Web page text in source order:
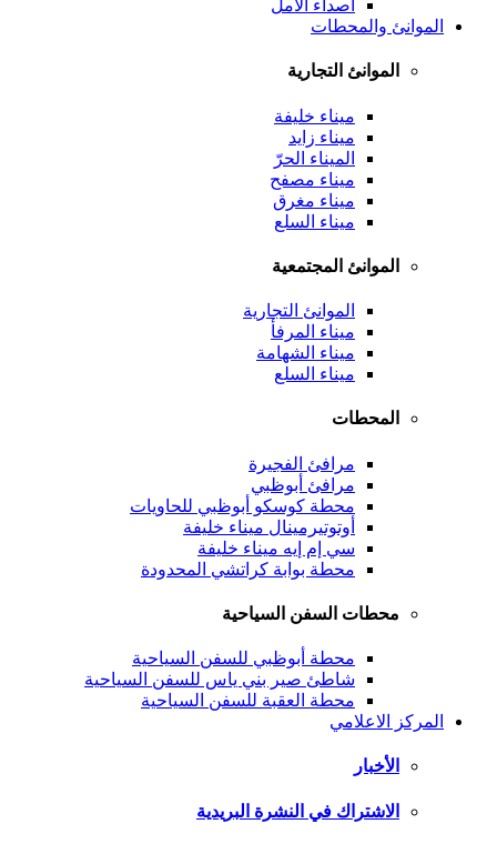
أصداء الأمل
الموانئ والمحطات
الموانئ التجارية
ميناء خليفة
ميناء زايد
الميناء الحرّ
ميناء مصفح
ميناء مغرق
ميناء السلع
الموانئ المجتمعية
الموانئ التجارية
ميناء المرفأ
ميناء الشهامة
ميناء السلع
المحطات
مرافئ الفجيرة
مرافئ أبوظبي
محطة كوسكو أبوظبي للحاويات
أوتوتيرمينال ميناء خليفة
سي إم إيه ميناء خليفة
محطة بوابة كراتشي المحدودة
محطات السفن السياحية
محطة أبوظبي للسفن السياحية
شاطئ صير بني ياس للسفن السياحية
محطة العقبة للسفن السياحية
المركز الاعلامي
الأخبار
الاشتراك في النشرة البريدية